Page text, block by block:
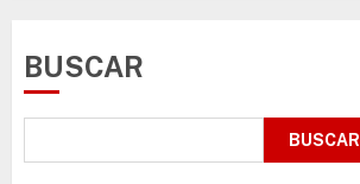
BUSCAR
BUSCAR